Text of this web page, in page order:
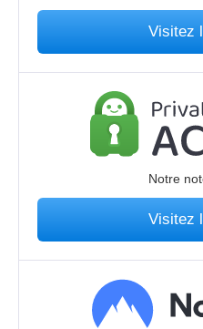
Visitez
Notre
Visitez